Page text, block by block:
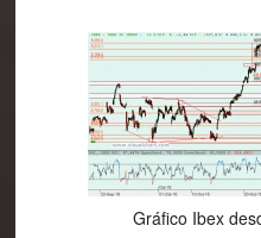
Gráfico Ibex